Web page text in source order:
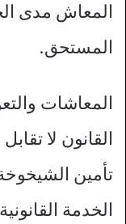
المعاش مدى
المستحق.
المعاشات
القانون لا
تأمين الشيخوخة
الخدمة